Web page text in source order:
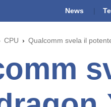
News
CPU Qualcomm svela il